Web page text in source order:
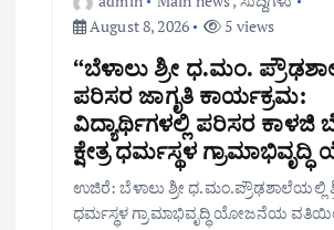
August 8, 2026
5 views
“ಬೆಳಾಲು ಶ್ರೀ ಧ.ಮಂ.
ಪರಿಸರ ಜಾಗೃತಿ ಕಾರ್ಯಕ್ರಮ:
ವಿದ್ಯಾರ್ಥಿಗಳಲ್ಲಿ ಪರಿಸರ ಕಾಳಜಿ
ಕ್ಷೇತ್ರ ಧರ್ಮಸ್ಥಳ
ಉಜಿರೆ: ಬೆಳಾಲು ಶ್ರೀ ಧ.ಮಂ.ಪ್ರೌಢಶಾಲೆಯಲ್ಲಿ ಶ್ರೀ
ಧರ್ಮಸ್ಥಳ ಗ್ರಾಮಾಭಿವೃದ್ಧಿ ಯೋಜನೆಯ